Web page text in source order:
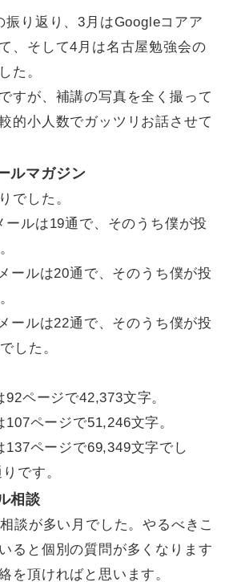
振り返り、3月はGoogleコアア
、そして4月は名古屋勉強会の
た。
すが、補講の写真を全く撮って
的小人数でガッツリお話させて
ルマガジン
でした。
ールは19通で、そのうち僕が投
ールは20通で、そのうち僕が投
ールは22通で、そのうち僕が投
した。
ページで42,373文字。
ページで51,246文字。
137ページで69,349文字でし
です。
相談
談が多い月でした。やるべきこ
ると個別の質問が多くなります
を頂ければと思います。